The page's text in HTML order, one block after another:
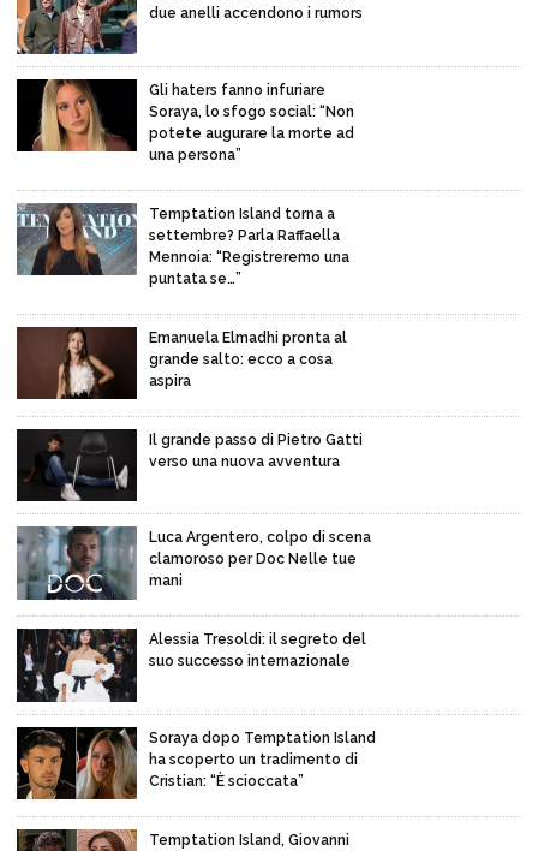
due anelli accendono i rumors
Gli haters fanno infuriare
Soraya, lo sfogo social: “Non
potete augurare la morte ad
una persona”
Temptation Island torna a
settembre? Parla Raffaella
Mennoia: “Registreremo una
puntata se…”
Emanuela Elmadhi pronta al
grande salto: ecco a cosa
aspira
Il grande passo di Pietro Gatti
verso una nuova avventura
Luca Argentero, colpo di scena
clamoroso per Doc Nelle tue
mani
Alessia Tresoldi: il segreto del
suo successo internazionale
Soraya dopo Temptation Island
ha scoperto un tradimento di
Cristian: “È scioccata”
Temptation Island, Giovanni